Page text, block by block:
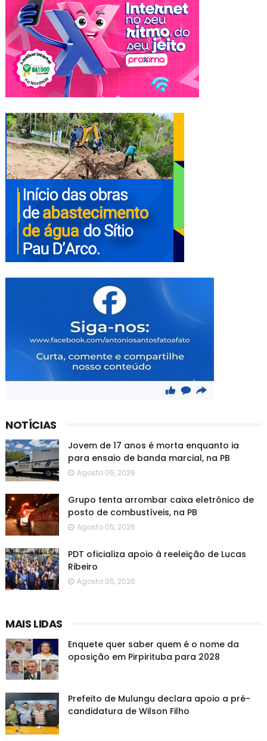
NOTÍCIAS
Jovem de 17 anos é morta enquanto ia
para ensaio de banda marcial, na PB
Agosto 05, 2026
Grupo tenta arrombar caixa eletrônico de
posto de combustíveis, na PB
Agosto 05, 2026
PDT oficializa apoio à reeleição de Lucas
Ribeiro
Agosto 05, 2026
MAIS LIDAS
Enquete quer saber quem é o nome da
oposição em Pirpirituba para 2028
Prefeito de Mulungu declara apoio a pré-
candidatura de Wilson Filho